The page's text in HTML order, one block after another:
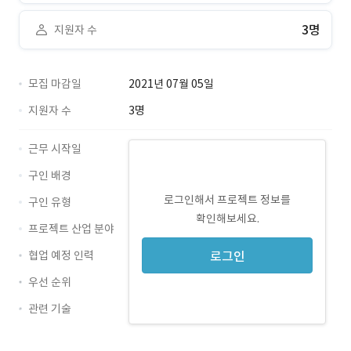
지원자 수 3명
모집 마감일
2021년 07월 05일
지원자 수
3명
로그인해서 프로젝트 정보를
확인해보세요.
로그인
근무 시작일
구인 배경
구인 유형
프로젝트 산업 분야
협업 예정 인력
우선 순위
관련 기술